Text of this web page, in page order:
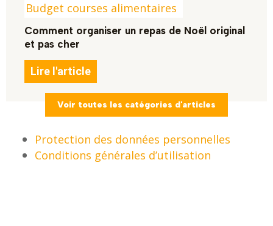
Budget courses alimentaires
Comment organiser un repas de Noël original
et pas cher
Lire l'article
Voir toutes les catégories d'articles
Protection des données personnelles
Conditions générales d’utilisation